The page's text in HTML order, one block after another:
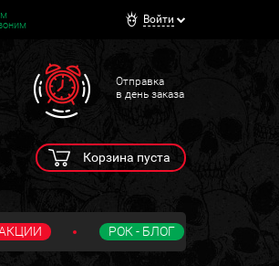
Войти
Отправка
в день заказа
Корзина пуста
РОК - БЛОГ